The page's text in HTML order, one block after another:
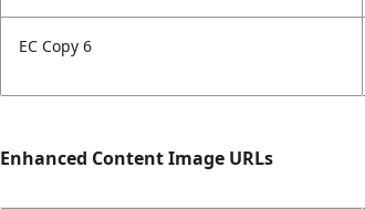
EC Copy 6
Enhanced Content Image URLs